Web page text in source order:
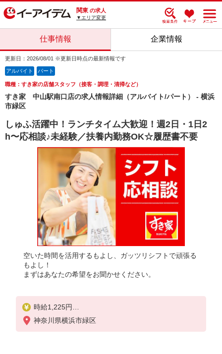
関東 の求人
▼エリア変更
仕事情報 企業情報
更新日：2026/08/01 ※更新日時点の最新情報です
アルバイト パート
職種：すき家の店舗スタッフ（接客・調理・清掃など）
すき家 中山駅南口店の求人情報詳細（アルバイト/パート） - 横浜
市緑区
しゅふ活躍中！ランチタイム大歓迎！週2日・1日2
h〜応相談♪未経験／扶養内勤務OK☆履歴書不要
空いた時間を活用するもよし、ガッツリシフトで頑張る
もよし！
まずはあなたの希望をお聞かせください。
時給1,225円
※22:00〜翌5:00：時給1,532円
※高校生時給1,225円
神奈川県横浜市緑区